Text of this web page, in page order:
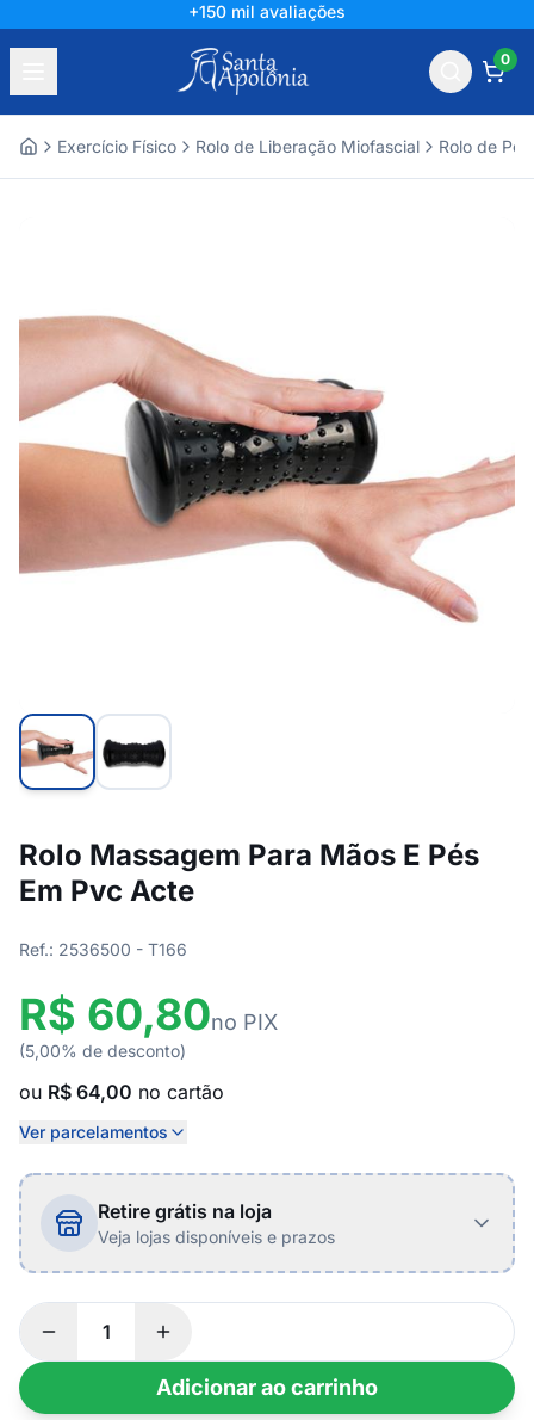
+150 mil avaliações
0
Exercício Físico Rolo de Liberação Miofascial Rolo de
Rolo Massagem Para Mãos E Pés
Em Pvc Acte
Ref.: 2536500 - T166
R$ 60,80no PIX
(5,00% de desconto)
ou R$ 64,00 no cartão
Ver parcelamentos
Retire grátis na loja
Veja lojas disponíveis e prazos
Adicionar ao carrinho